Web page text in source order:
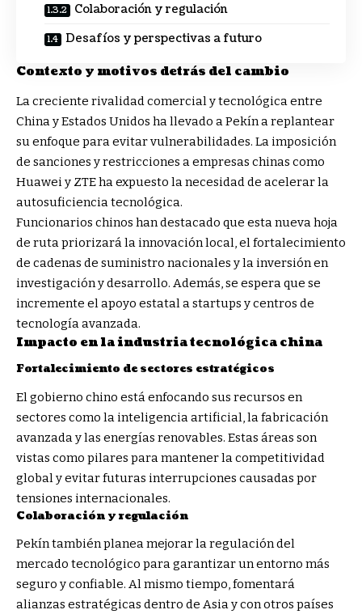
Colaboración y regulación
Desafíos y perspectivas a futuro
Contexto y motivos detrás del cambio
La creciente rivalidad comercial y tecnológica entre
China y Estados Unidos ha llevado a Pekín a replantear
su enfoque para evitar vulnerabilidades. La imposición
de sanciones y restricciones a empresas chinas como
Huawei y ZTE ha expuesto la necesidad de acelerar la
autosuficiencia tecnológica.
Funcionarios chinos han destacado que esta nueva hoja
de ruta priorizará la innovación local, el fortalecimiento
de cadenas de suministro nacionales y la inversión en
investigación y desarrollo. Además, se espera que se
incremente el apoyo estatal a startups y centros de
tecnología avanzada.
Impacto en la industria tecnológica china
Fortalecimiento de sectores estratégicos
El gobierno chino está enfocando sus recursos en
sectores como la inteligencia artificial, la fabricación
avanzada y las energías renovables. Estas áreas son
vistas como pilares para mantener la competitividad
global y evitar futuras interrupciones causadas por
tensiones internacionales.
Colaboración y regulación
Pekín también planea mejorar la regulación del
mercado tecnológico para garantizar un entorno más
seguro y confiable. Al mismo tiempo, fomentará
alianzas estratégicas dentro de Asia y con otros países